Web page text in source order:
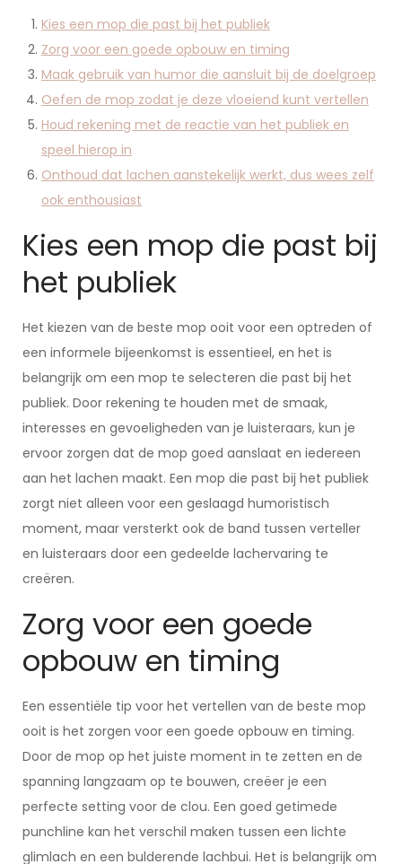
Kies een mop die past bij het publiek
Zorg voor een goede opbouw en timing
Maak gebruik van humor die aansluit bij de doelgroep
Oefen de mop zodat je deze vloeiend kunt vertellen
Houd rekening met de reactie van het publiek en
speel hierop in
Onthoud dat lachen aanstekelijk werkt, dus wees zelf
ook enthousiast
Kies een mop die past bij
het publiek
Het kiezen van de beste mop ooit voor een optreden of
een informele bijeenkomst is essentieel, en het is
belangrijk om een mop te selecteren die past bij het
publiek. Door rekening te houden met de smaak,
interesses en gevoeligheden van je luisteraars, kun je
ervoor zorgen dat de mop goed aanslaat en iedereen
aan het lachen maakt. Een mop die past bij het publiek
zorgt niet alleen voor een geslaagd humoristisch
moment, maar versterkt ook de band tussen verteller
en luisteraars door een gedeelde lachervaring te
creëren.
Zorg voor een goede
opbouw en timing
Een essentiële tip voor het vertellen van de beste mop
ooit is het zorgen voor een goede opbouw en timing.
Door de mop op het juiste moment in te zetten en de
spanning langzaam op te bouwen, creëer je een
perfecte setting voor de clou. Een goed getimede
punchline kan het verschil maken tussen een lichte
glimlach en een bulderende lachbui. Het is belangrijk om